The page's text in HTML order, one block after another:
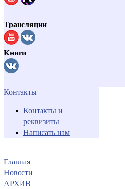
Трансляции
Книги
Контакты
Контакты и
реквизиты
Написать нам
Главная
Новости
АРХИВ